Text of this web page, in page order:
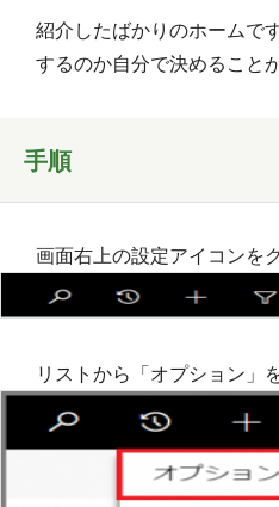
紹介したばかりのホームで
するのか自分で決めること
手順
画面右上の設定アイコンを
リストから「オプション」